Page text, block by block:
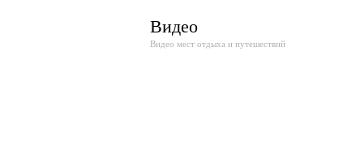
Видео
Видео мест отдыха и путешествий